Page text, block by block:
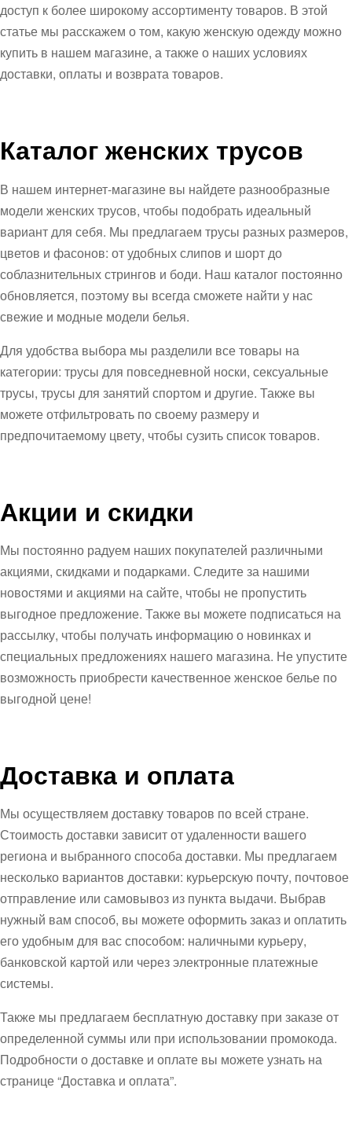
доступ к более широкому ассортименту товаров. В этой
статье мы расскажем о том, какую женскую одежду можно
купить в нашем магазине, а также о наших условиях
доставки, оплаты и возврата товаров.
Каталог женских трусов
В нашем интернет-магазине вы найдете разнообразные
модели женских трусов, чтобы подобрать идеальный
вариант для себя. Мы предлагаем трусы разных размеров,
цветов и фасонов: от удобных слипов и шорт до
соблазнительных стрингов и боди. Наш каталог постоянно
обновляется, поэтому вы всегда сможете найти у нас
свежие и модные модели белья.
Для удобства выбора мы разделили все товары на
категории: трусы для повседневной носки, сексуальные
трусы, трусы для занятий спортом и другие. Также вы
можете отфильтровать по своему размеру и
предпочитаемому цвету, чтобы сузить список товаров.
Акции и скидки
Мы постоянно радуем наших покупателей различными
акциями, скидками и подарками. Следите за нашими
новостями и акциями на сайте, чтобы не пропустить
выгодное предложение. Также вы можете подписаться на
рассылку, чтобы получать информацию о новинках и
специальных предложениях нашего магазина. Не упустите
возможность приобрести качественное женское белье по
выгодной цене!
Доставка и оплата
Мы осуществляем доставку товаров по всей стране.
Стоимость доставки зависит от удаленности вашего
региона и выбранного способа доставки. Мы предлагаем
несколько вариантов доставки: курьерскую почту, почтовое
отправление или самовывоз из пункта выдачи. Выбрав
нужный вам способ, вы можете оформить заказ и оплатить
его удобным для вас способом: наличными курьеру,
банковской картой или через электронные платежные
системы.
Также мы предлагаем бесплатную доставку при заказе от
определенной суммы или при использовании промокода.
Подробности о доставке и оплате вы можете узнать на
странице “Доставка и оплата”.